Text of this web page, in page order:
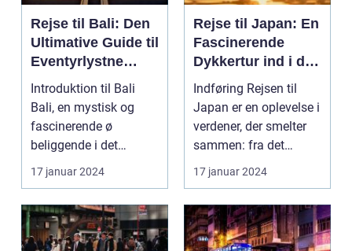
Rejse til Bali: Den
Ultimative Guide til
Eventyrlystne
Rejsende
Introduktion til Bali
Bali, en mystisk og
fascinerende ø
beliggende i det
smukke Indonesien,
har læ...
17 januar 2024
Rejse til Japan: En
Fascinerende
Dykkertur ind i det
Kejserlige Øst
Indføring Rejsen til
Japan er en oplevelse i
verdener, der smelter
sammen: fra det
traditionelle ti...
17 januar 2024